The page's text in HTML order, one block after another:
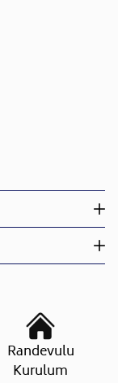
işleme
sizin
Toplam Tutar
1.449,50 TL
Randevulu
Kurulum